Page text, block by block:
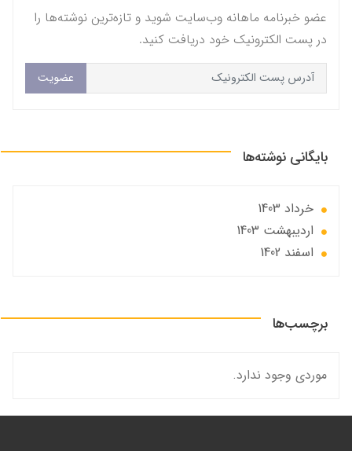
عضو خبرنامه ماهانه وب‌سایت شوید و تازه‌ترین نوشته‌ها را
در پست الکترونیک خود دریافت کنید.
عضویت
بایگانی نوشته‌ها
خرداد 1403
ارديبهشت 1403
اسفند 1402
برچسب‌ها
موردی وجود ندارد.